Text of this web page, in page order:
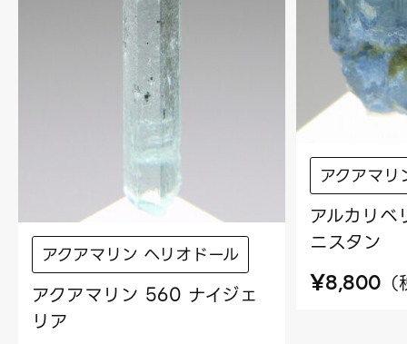
アクアマリン ヘリオドール
アクアマリン 560 ナイジェ
リア
アクアマ
アルカリ
ニスタン
¥8,800 （